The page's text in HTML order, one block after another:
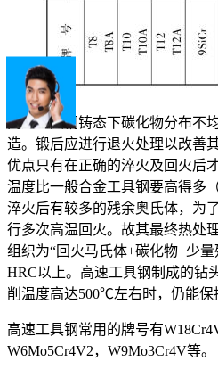
高速工具钢铸态下碳化物分布不
造。锻后应进行退火处理以改善
优点只有在正确的淬火及回火后
温度比一般合金工具钢要高得多
淬火后有较多的残余奥氏体，为
行多次高温回火。故其最终热处
组织为“回火马氏体+碳化物+少
HRC以上。高速工具钢制成的钻
削温度高达500℃左右时，仍能保
高速工具钢常用的牌号有
W6Mo5Cr4V2，W9Mo3Cr4V等。